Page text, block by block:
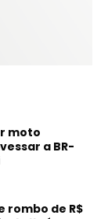
moto
a BR-
rombo de R$